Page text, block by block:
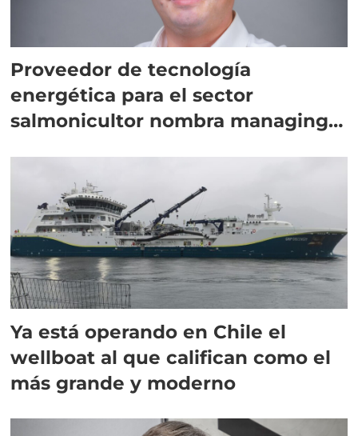
Proveedor de tecnología
energética para el sector
salmonicultor nombra managing
Ya está operando en Chile el
wellboat al que califican como el
más grande y moderno